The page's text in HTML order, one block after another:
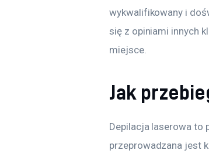
wykwalifikowany i
się z opiniami innych
miejsce.
Jak
Depilacja laserowa to
przeprowadzana jest